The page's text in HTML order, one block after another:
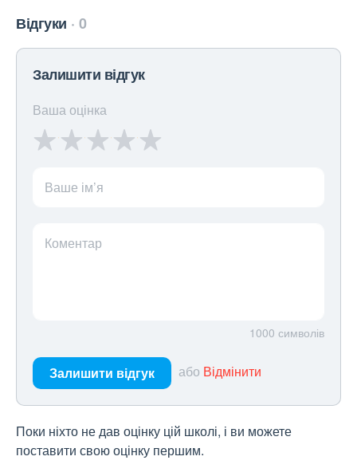
Відгуки 0
Залишити відгук
Ваша оцінка
Ваше ім’я
Коментар
1000 символів
Залишити відгук або Відмінити
Поки ніхто не дав оцінку цій школі, і ви можете
поставити свою оцінку першим.